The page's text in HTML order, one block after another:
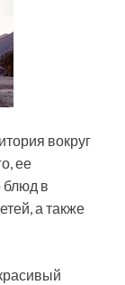
вокруг
ее
блюд в
а также